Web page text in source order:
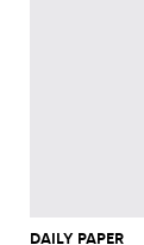
DAILY PAPER